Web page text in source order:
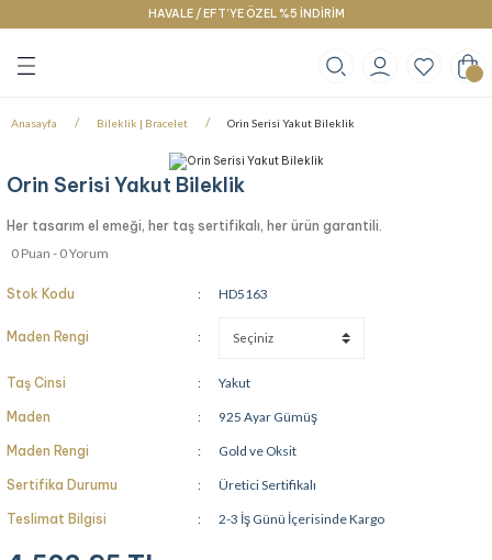
HAVALE / EFT’YE ÖZEL %5 İNDİRİM
Geri Dön
Geri Dön
Geri Dön
Anasayfa Bileklik | Bracelet Orin Serisi Yakut Bileklik
Orin Serisi Yakut Bileklik
Her tasarım el emeği, her taş sertifikalı, her ürün garantili.
0 Puan - 0 Yorum
Stok Kodu HD5163
Maden Rengi
Taş Cinsi Yakut
Maden 925 Ayar Gümüş
Maden Rengi Gold ve Oksit
Sertifika Durumu Üretici Sertifikalı
Teslimat Bilgisi 2-3 İş Günü İçerisinde Kargo